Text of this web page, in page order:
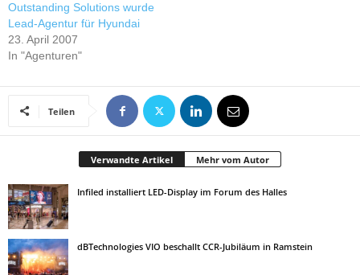
Outstanding Solutions wurde
Lead-Agentur für Hyundai
23. April 2007
In "Agenturen"
Teilen
Verwandte Artikel Mehr vom Autor
Infiled installiert LED-Display im Forum des Halles
dBTechnologies VIO beschallt CCR-Jubiläum in Ramstein